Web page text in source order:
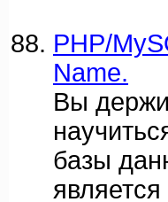
PHP/
Name.
Вы
базы